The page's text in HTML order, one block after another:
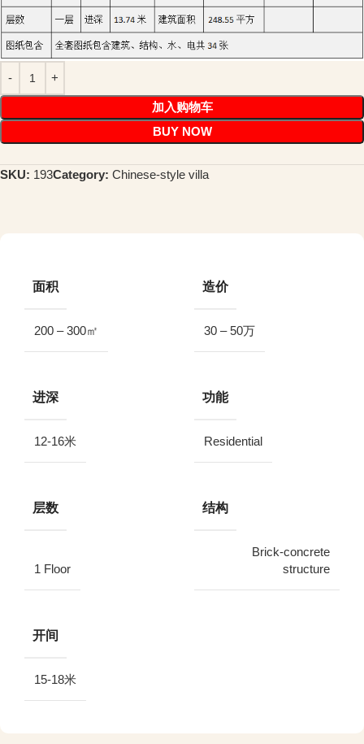
加入购物车
BUY NOW
SKU: 193Category: Chinese-style villa
面积
200 – 300㎡
造价
30 – 50万
进深
12-16米
功能
Residential
层数
1 Floor
结构
Brick-concrete
structure
开间
15-18米